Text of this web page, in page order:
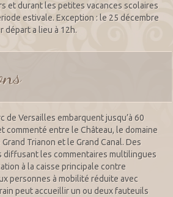
et durant les petites vacances scolaires
estivale. Exception : le 25 décembre
départ a lieu à 12h.
de Versailles embarquent jusqu’à 60
commenté entre le Château, le domaine
Trianon et le Grand Canal. Des
diffusant les commentaires multilingues
à la caisse principale contre
personnes à mobilité réduite avec
peut accueillir un ou deux fauteuils